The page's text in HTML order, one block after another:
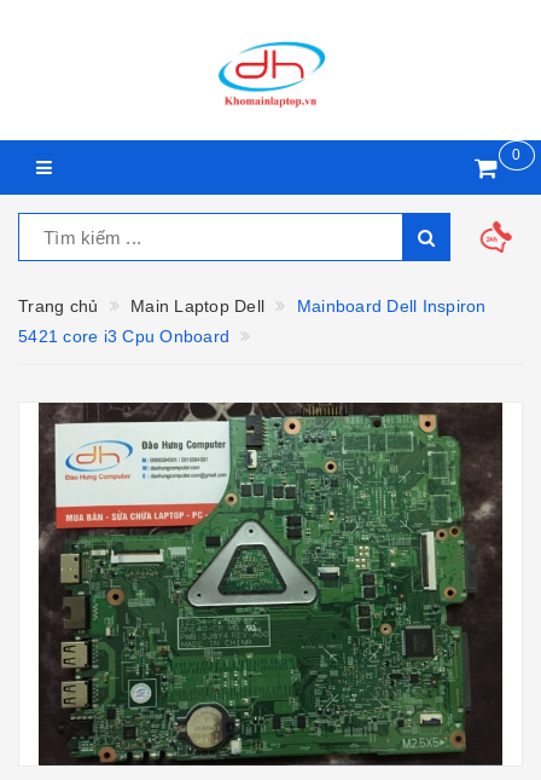
0
Trang chủ Main Laptop Dell
Mainboard Dell Inspiron
5421 core i3 Cpu Onboard